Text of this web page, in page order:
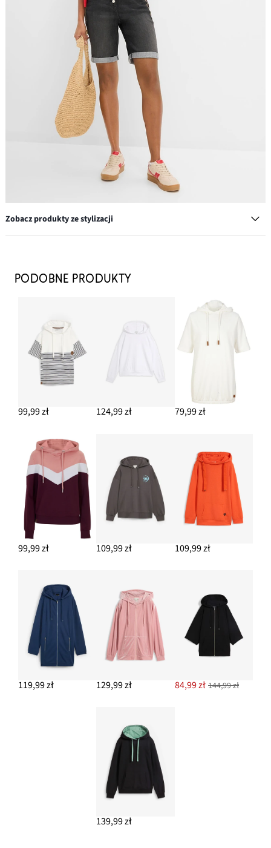
Zobacz produkty ze stylizacji
142,99 zł
Bluzka z długim rękawem z czystej bawełny organicznej
39,99 zł
Słomkowa torba shopperka
DODAJ DO KOSZYKA
64,99 zł
DODAJ DO KOSZYKA
Bermudy jeansowe mid waist, z haftem i wygodnym pasem
112,99 zł
DODAJ DO KOSZYKA
PODOBNE PRODUKTY
99,99 zł 124,99 zł 79,99 zł
99,99 zł 109,99 zł 109,99 zł
119,99 zł 129,99 zł 84,99 zł 144,99 zł
139,99 zł